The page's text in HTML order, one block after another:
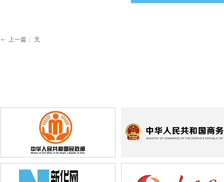
ꂃ 上一篇： 无